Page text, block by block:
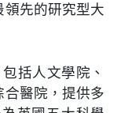
先的研究型大
括人文學院、
醫院，提供多